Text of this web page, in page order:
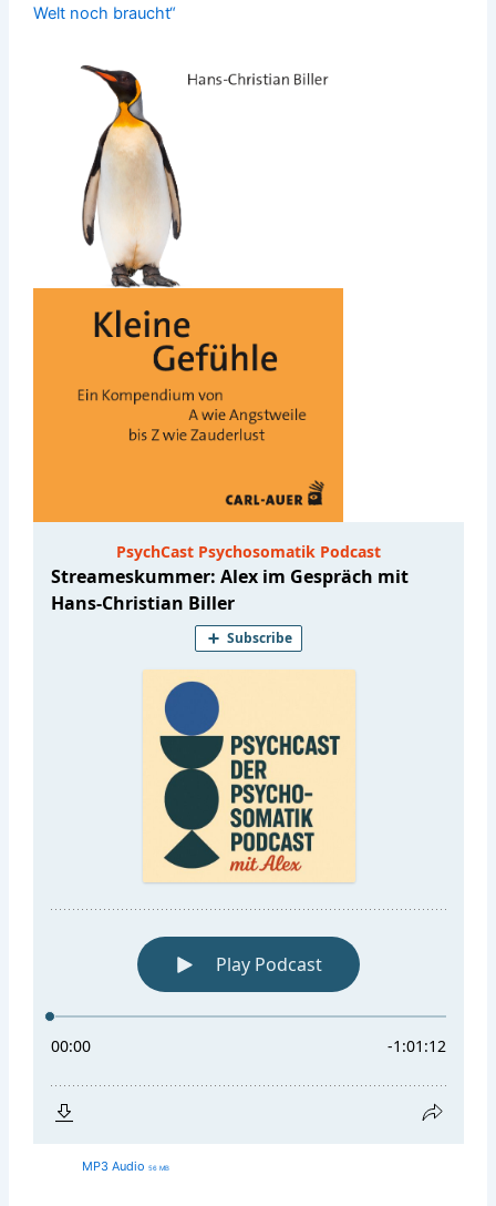
Welt noch braucht“
MP3 Audio 56 MB